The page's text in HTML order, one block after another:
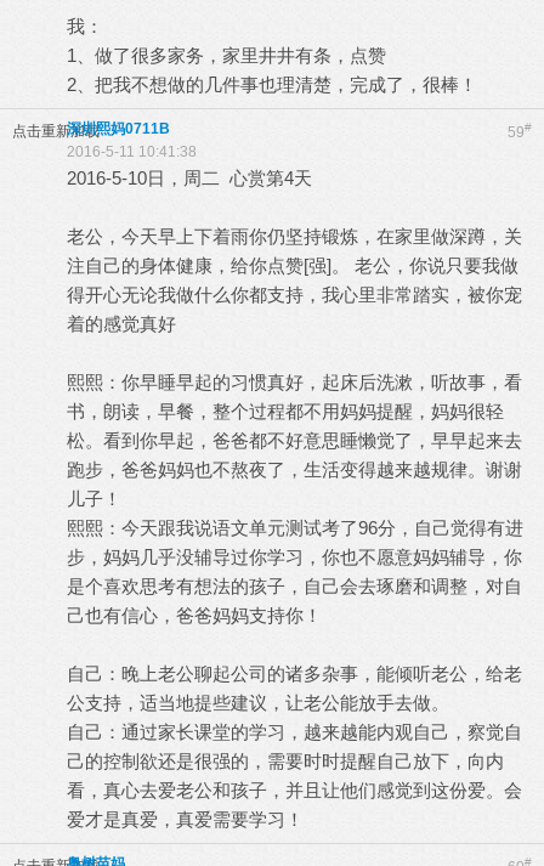
我：
1、做了很多家务，家里井井有条，点赞
2、把我不想做的几件事也理清楚，完成了，很棒！
点击重新加载 59#
深圳熙妈0711B
2016-5-11 10:41:38
2016-5-10日，周二 心赏第4天
老公，今天早上下着雨你仍坚持锻炼，在家里做深蹲，关
注自己的身体健康，给你点赞[强]。 老公，你说只要我做
得开心无论我做什么你都支持，我心里非常踏实，被你宠
着的感觉真好
熙熙：你早睡早起的习惯真好，起床后洗漱，听故事，看
书，朗读，早餐，整个过程都不用妈妈提醒，妈妈很轻
松。看到你早起，爸爸都不好意思睡懒觉了，早早起来去
跑步，爸爸妈妈也不熬夜了，生活变得越来越规律。谢谢
儿子！
熙熙：今天跟我说语文单元测试考了96分，自己觉得有进
步，妈妈几乎没辅导过你学习，你也不愿意妈妈辅导，你
是个喜欢思考有想法的孩子，自己会去琢磨和调整，对自
己也有信心，爸爸妈妈支持你！
自己：晚上老公聊起公司的诸多杂事，能倾听老公，给老
公支持，适当地提些建议，让老公能放手去做。
自己：通过家长课堂的学习，越来越能内观自己，察觉自
己的控制欲还是很强的，需要时时提醒自己放下，向内
看，真心去爱老公和孩子，并且让他们感觉到这份爱。会
爱才是真爱，真爱需要学习！
#